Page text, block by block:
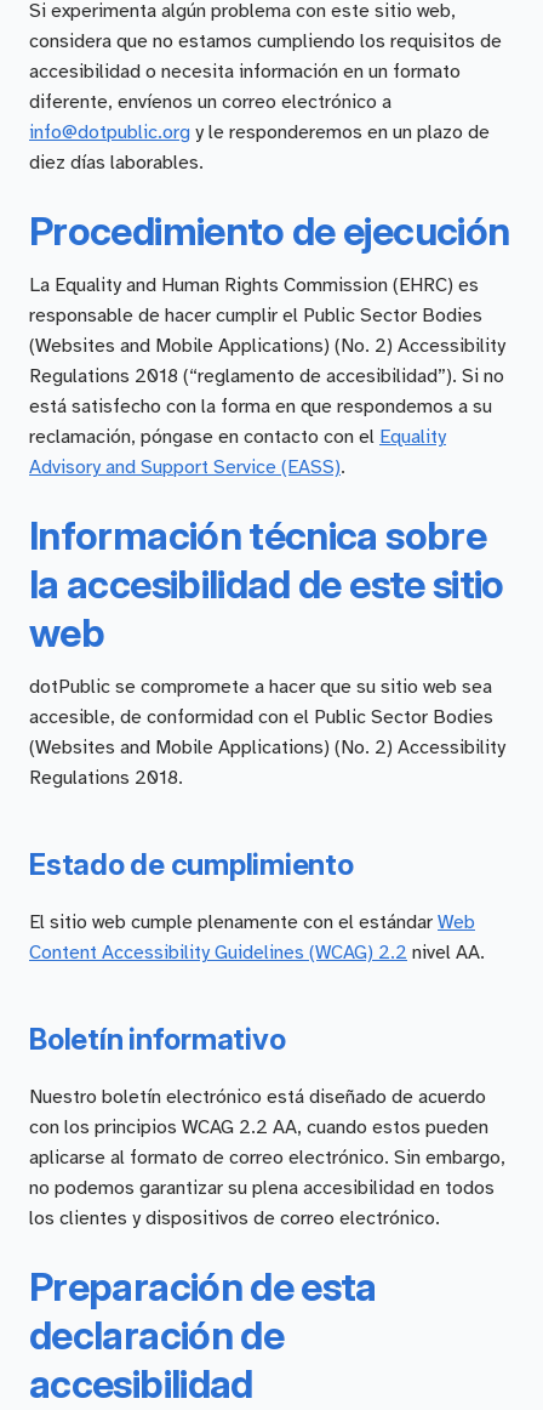
Si experimenta algún problema con este sitio web,
considera que no estamos cumpliendo los requisitos de
accesibilidad o necesita información en un formato
diferente, envíenos un correo electrónico a
info@dotpublic.org y le responderemos en un plazo de
diez días laborables.
Procedimiento de ejecución
La Equality and Human Rights Commission (EHRC) es
responsable de hacer cumplir el Public Sector Bodies
(Websites and Mobile Applications) (No. 2) Accessibility
Regulations 2018 (“reglamento de accesibilidad”). Si no
está satisfecho con la forma en que respondemos a su
reclamación, póngase en contacto con el Equality
Advisory and Support Service (EASS).
Información técnica sobre
la accesibilidad de este sitio
web
dotPublic se compromete a hacer que su sitio web sea
accesible, de conformidad con el Public Sector Bodies
(Websites and Mobile Applications) (No. 2) Accessibility
Regulations 2018.
Estado de cumplimiento
El sitio web cumple plenamente con el estándar Web
Content Accessibility Guidelines (WCAG) 2.2 nivel AA.
Boletín informativo
Nuestro boletín electrónico está diseñado de acuerdo
con los principios WCAG 2.2 AA, cuando estos pueden
aplicarse al formato de correo electrónico. Sin embargo,
no podemos garantizar su plena accesibilidad en todos
los clientes y dispositivos de correo electrónico.
Preparación de esta
declaración de
accesibilidad